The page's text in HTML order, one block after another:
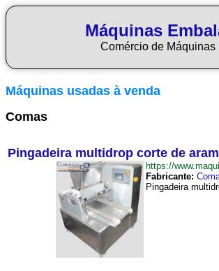
Máquinas
Comércio de Máquinas
Máquinas usadas à venda
Comas
Pingadeira multidrop corte de
https://
Fabricante:
Pingadeira